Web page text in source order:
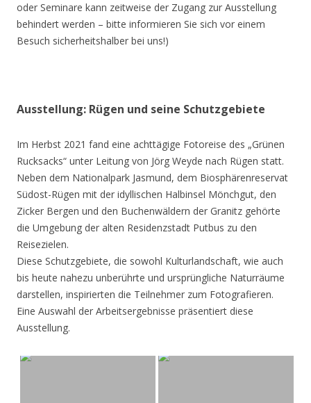
oder Seminare kann zeitweise der Zugang zur Ausstellung
behindert werden – bitte informieren Sie sich vor einem
Besuch sicherheitshalber bei uns!)
Ausstellung: Rügen und seine Schutzgebiete
Im Herbst 2021 fand eine achttägige Fotoreise des „Grünen
Rucksacks“ unter Leitung von Jörg Weyde nach Rügen statt.
Neben dem Nationalpark Jasmund, dem Biosphärenreservat
Südost-Rügen mit der idyllischen Halbinsel Mönchgut, den
Zicker Bergen und den Buchenwäldern der Granitz gehörte
die Umgebung der alten Residenzstadt Putbus zu den
Reisezielen.
Diese Schutzgebiete, die sowohl Kulturlandschaft, wie auch
bis heute nahezu unberührte und ursprüngliche Naturräume
darstellen, inspirierten die Teilnehmer zum Fotografieren.
Eine Auswahl der Arbeitsergebnisse präsentiert diese
Ausstellung.